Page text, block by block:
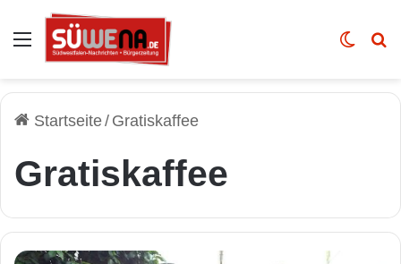
Auswahl Skin
Startseite/ Gratiskaffee
Gratiskaffee